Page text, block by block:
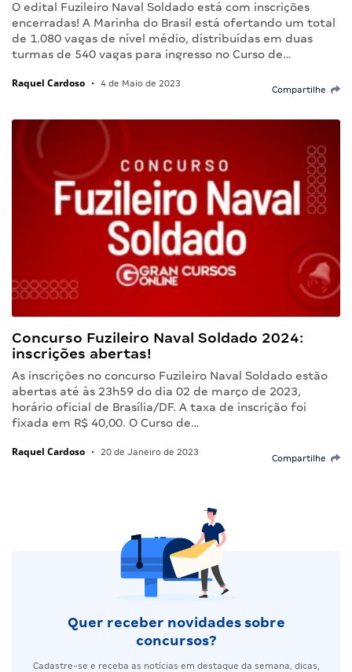
O edital Fuzileiro Naval Soldado está com inscrições
encerradas! A Marinha do Brasil está ofertando um total
de 1.080 vagas de nível médio, distribuídas em duas
turmas de 540 vagas para ingresso no Curso de…
Raquel Cardoso • 4 de Maio de 2023
Compartilhe
Concurso Fuzileiro Naval Soldado 2024:
inscrições abertas!
As inscrições no concurso Fuzileiro Naval Soldado estão
abertas até às 23h59 do dia 02 de março de 2023,
horário oficial de Brasília/DF. A taxa de inscrição foi
fixada em R$ 40,00. O Curso de…
Raquel Cardoso • 20 de Janeiro de 2023
Compartilhe
Quer receber novidades sobre
concursos?
Cadastre-se e receba as notícias em destaque da semana, dicas,